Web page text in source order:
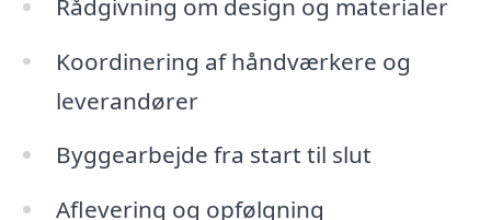
Rådgivning om design og materialer
Koordinering af håndværkere og
leverandører
Byggearbejde fra start til slut
Aflevering og opfølgning